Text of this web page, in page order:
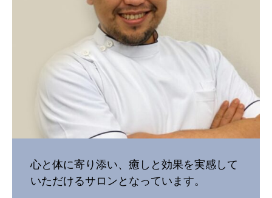
心と体に寄り添い、癒しと効果を実感して
いただけるサロンとなっています。